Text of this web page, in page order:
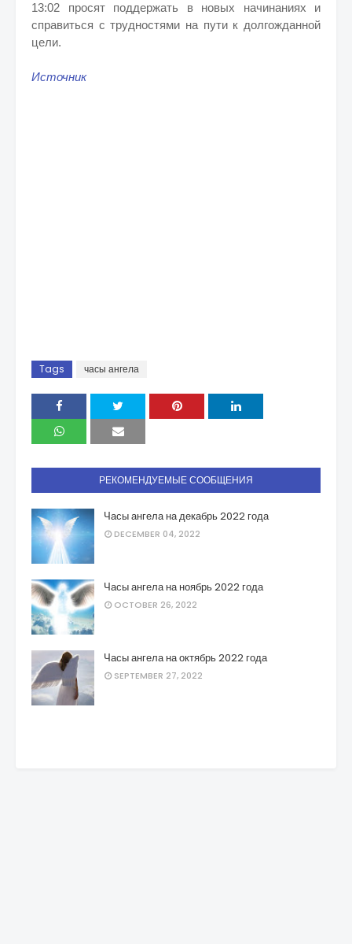
13:02 просят поддержать в новых начинаниях и
справиться с трудностями на пути к долгожданной
цели.
Источник
Tags часы ангела
РЕКОМЕНДУЕМЫЕ СООБЩЕНИЯ
Часы ангела на декабрь 2022 года
DECEMBER 04, 2022
Часы ангела на ноябрь 2022 года
OCTOBER 26, 2022
Часы ангела на октябрь 2022 года
SEPTEMBER 27, 2022